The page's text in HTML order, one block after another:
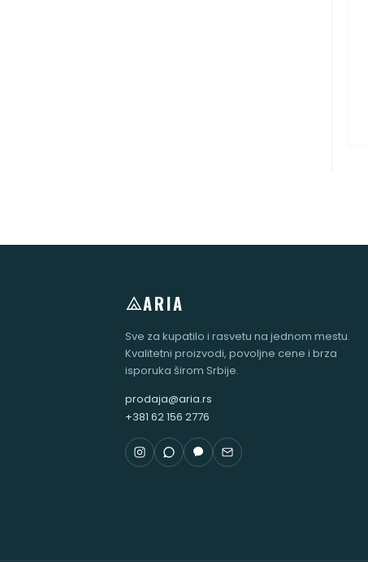
ARIA
Sve za kupatilo i rasvetu na jednom mestu.
Kvalitetni proizvodi, povoljne cene i brza
isporuka širom Srbije.
prodaja@aria.rs
+381 62 156 2776